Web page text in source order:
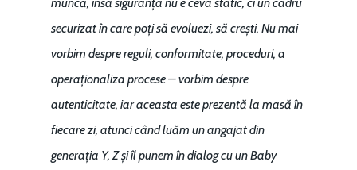
securizat în care poți să evoluezi, să crești. Nu mai
vorbim despre reguli, conformitate, proceduri, a
operaționaliza procese – vorbim despre
autenticitate, iar aceasta este prezentă la masă în
fiecare zi, atunci când luăm un angajat din
generația Y, Z și îl punem în dialog cu un Baby